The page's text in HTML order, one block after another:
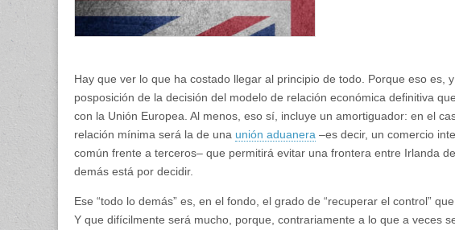
Hay que ver lo que ha costado llegar al principio de todo. Porque eso es,
posposición de la decisión del modelo de relación económica definitiva
con la Unión Europea. Al menos, eso sí, incluye un amortiguador: en el
relación mínima será la de una unión aduanera –es decir, un comercio
común frente a terceros– que permitirá evitar una frontera entre Irlanda
demás está por decidir.
Ese “todo lo demás” es, en el fondo, el grado de “recuperar el control”
Y que difícilmente será mucho, porque, contrariamente a lo que a veces